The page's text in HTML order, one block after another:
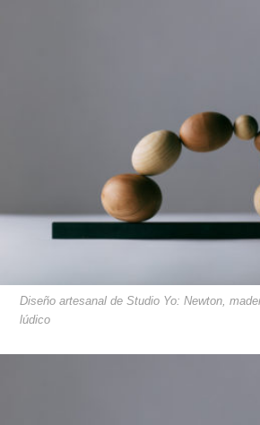
Diseño artesanal de Studio Yo: Newton,
lúdico